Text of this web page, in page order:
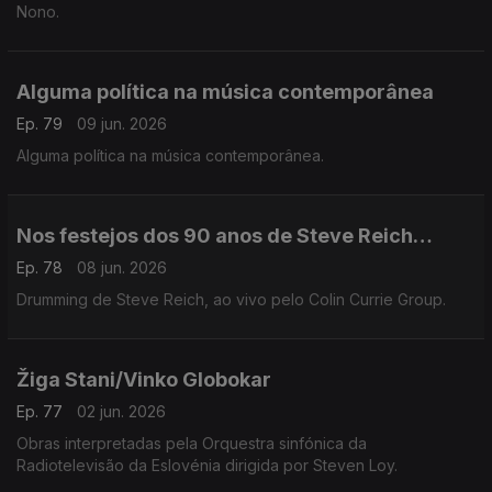
Nono.
Alguma política na música contemporânea
Ep. 79
09 jun. 2026
Alguma política na música contemporânea.
Nos festejos dos 90 anos de Steve Reich…
Ep. 78
08 jun. 2026
Drumming de Steve Reich, ao vivo pelo Colin Currie Group.
Žiga Stani/Vinko Globokar
Ep. 77
02 jun. 2026
Obras interpretadas pela Orquestra sinfónica da
Radiotelevisão da Eslovénia dirigida por Steven Loy.